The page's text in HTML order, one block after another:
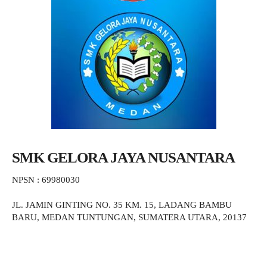
SMK GELORA JAYA NUSANTARA
NPSN : 69980030
JL. JAMIN GINTING NO. 35 KM. 15, LADANG BAMBU
BARU, MEDAN TUNTUNGAN, SUMATERA UTARA, 20137